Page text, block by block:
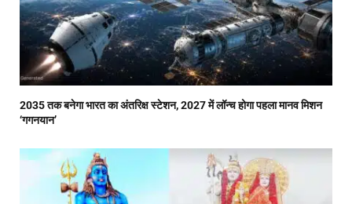
2035 तक बनेगा भारत का अंतरिक्ष स्टेशन, 2027 में लॉन्च होगा पहला मानव मिशन
‘गगनयान’